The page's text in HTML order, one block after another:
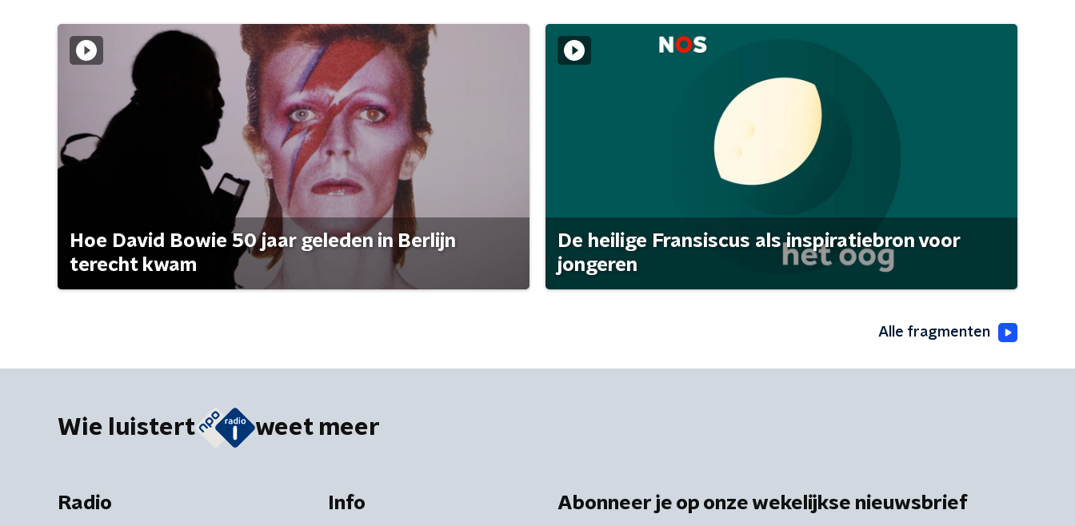
Hoe David Bowie 50 jaar geleden in Berlijn
terecht kwam
De heilige Fransiscus als inspiratiebron voor
jongeren
Alle fragmenten
Wie luistert weet meer
Radio Info Abonneer je op onze wekelijkse nieuwsbrief